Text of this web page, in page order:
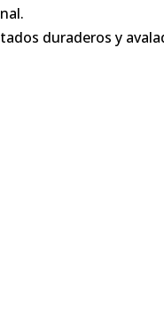
duraderos y